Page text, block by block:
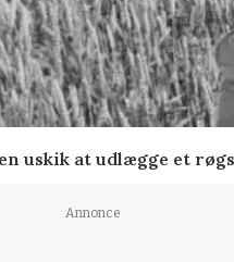
uskik at udlægge et
Annonce